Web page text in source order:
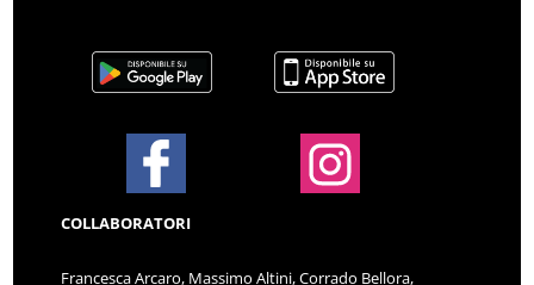
COLLABORATORI
Francesca Arcaro, Massimo Altini, Corrado Bellora,